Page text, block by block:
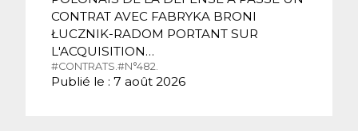
CONTRAT AVEC FABRYKA BRONI
ŁUCZNIK-RADOM PORTANT SUR
L'ACQUISITION…
#CONTRATS. #N°482.
Publié le : 7 août 2026